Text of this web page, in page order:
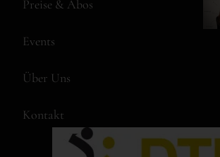
Preise & Abos
Events
Über Uns
Kontakt